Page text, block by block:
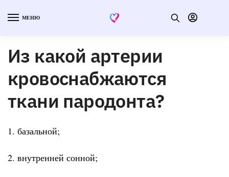
МЕНЮ
Из какой артерии
кровоснабжаются
ткани пародонта?
1. базальной;
2. внутренней сонной;